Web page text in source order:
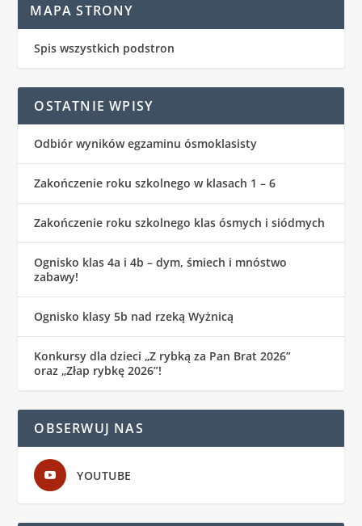
MAPA STRONY
Spis wszystkich podstron
OSTATNIE WPISY
Odbiór wyników egzaminu ósmoklasisty
Zakończenie roku szkolnego w klasach 1 – 6
Zakończenie roku szkolnego klas ósmych i siódmych
Ognisko klas 4a i 4b – dym, śmiech i mnóstwo
zabawy!
Ognisko klasy 5b nad rzeką Wyżnicą
Konkursy dla dzieci „Z rybką za Pan Brat 2026”
oraz „Złap rybkę 2026”!
OBSERWUJ NAS
YOUTUBE